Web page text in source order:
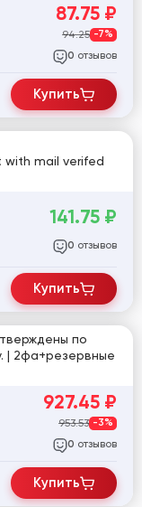
87.75 ₽
94.25 -7%
0 отзывов
Купить
mail verifed
141.75 ₽
0 отзывов
Купить
по
| 2фа+резервные
927.45 ₽
953.53 -3%
0 отзывов
Купить